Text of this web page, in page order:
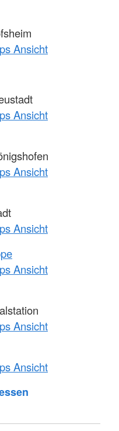
Ansicht
Ansicht
Ansicht
Ansicht
Ansicht
Ansicht
Ansicht